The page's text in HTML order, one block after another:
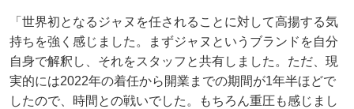
「世界初となるジャヌを任されることに対して高揚する気
持ちを強く感じました。まずジャヌというブランドを自分
自身で解釈し、それをスタッフと共有しました。ただ、現
実的には2022年の着任から開業までの期間が1年半ほどで
したので、時間との戦いでした。もちろん重圧も感じまし